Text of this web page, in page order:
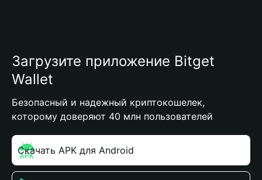
Загрузите приложение Bitget
Wallet
Безопасный и надежный криптокошелек,
которому доверяют 40 млн пользователей
Скачать APK для Android